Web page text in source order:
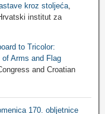
kroz stoljeća,
institut za
to Tricolor:
of Arms and Flag
and Croatian
170. obljetnice